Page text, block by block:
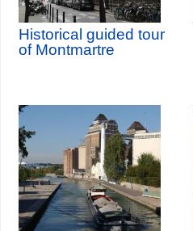
Historical guided tour
of Montmartre